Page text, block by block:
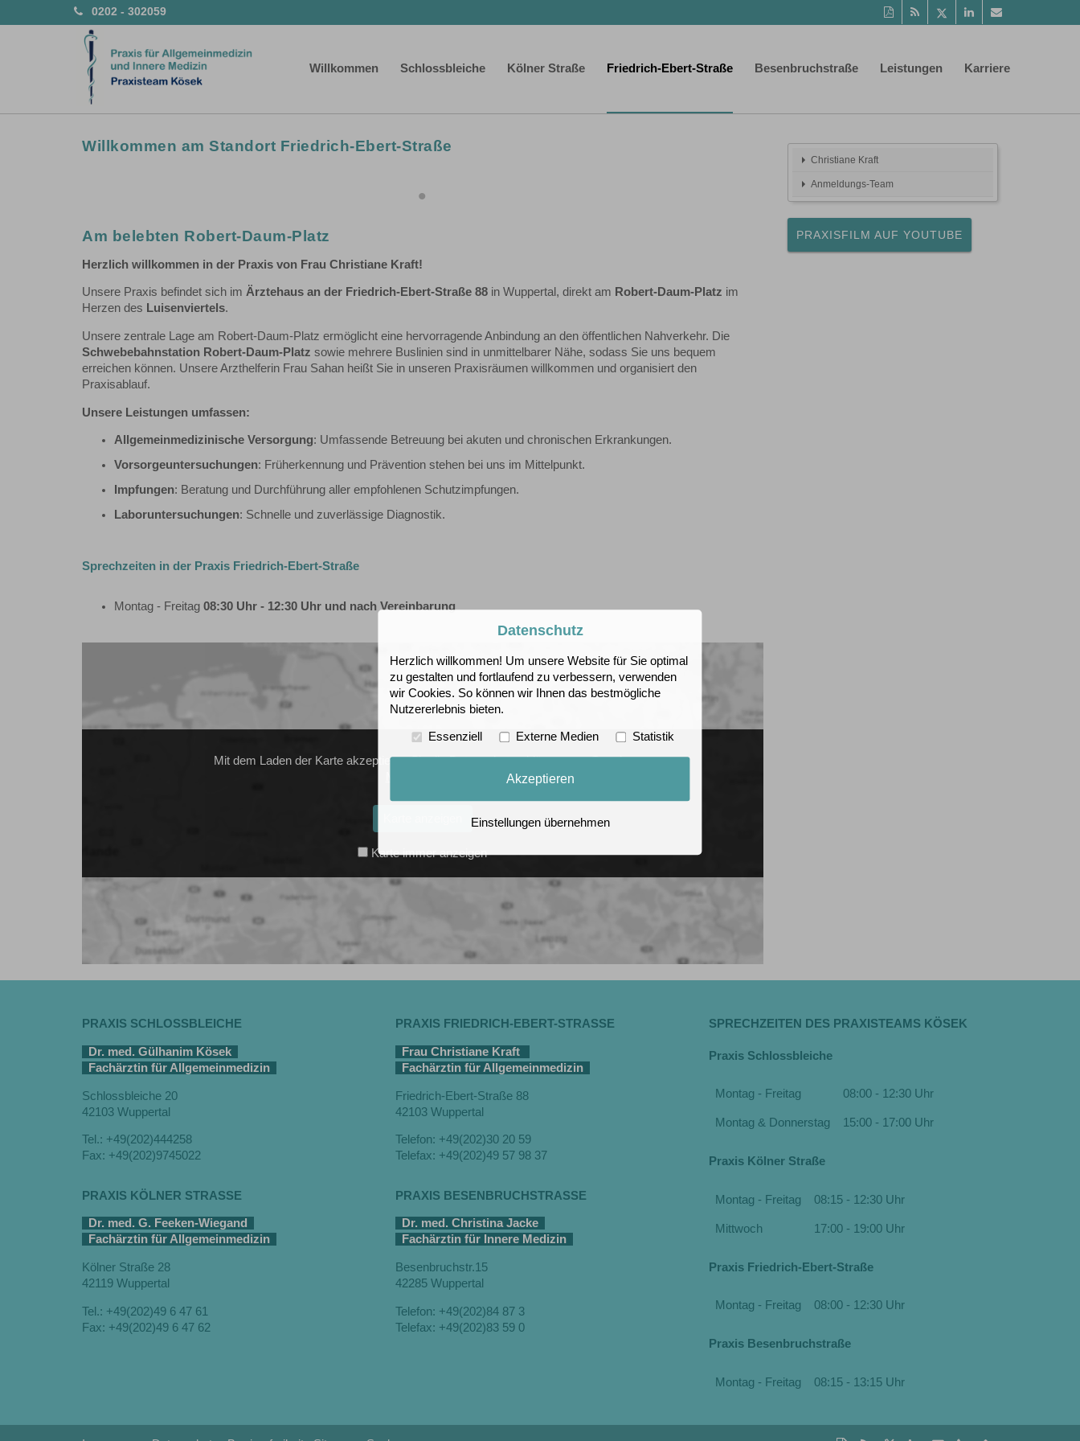
0202 - 302059
Diese
Seite
drucken
RSS-
FeedTwitter
Auf
LinkedIn
Per
Mail
Willkommen
Schlossbleiche Kölner Straße Friedrich-Ebert-Straße Besenbruchstraße Leistungen Karriere
Willkommen am Standort Friedrich-Ebert-Straße
Am belebten Robert-Daum-Platz
Herzlich willkommen in der Praxis von Frau Christiane Kraft!
Unsere Praxis befindet sich im Ärztehaus an der Friedrich-Ebert-Straße 88 in Wuppertal, direkt am Robert-Daum-Platz im
Herzen des Luisenviertels. ​
Unsere zentrale Lage am Robert-Daum-Platz ermöglicht eine hervorragende Anbindung an den öffentlichen Nahverkehr. Die
Schwebebahnstation Robert-Daum-Platz sowie mehrere Buslinien sind in unmittelbarer Nähe, sodass Sie uns bequem
erreichen können. Unsere Arzthelferin Frau Sahan heißt Sie in unseren Praxisräumen willkommen und organisiert den
Praxisablauf.
Unsere Leistungen umfassen:
Allgemeinmedizinische Versorgung: Umfassende Betreuung bei akuten und chronischen Erkrankungen.​
Vorsorgeuntersuchungen: Früherkennung und Prävention stehen bei uns im Mittelpunkt.​
Impfungen: Beratung und Durchführung aller empfohlenen Schutzimpfungen.​
Laboruntersuchungen: Schnelle und zuverlässige Diagnostik.​
Sprechzeiten in der Praxis Friedrich-Ebert-Straße
Montag - Freitag 08:30 Uhr - 12:30 Uhr und nach Vereinbarung
Mit dem Laden der Karte akzeptieren Sie die Datenschutzerklärung von Google.
Karte immer anzeigen
Christiane Kraft
Anmeldungs-Team
PRAXISFILM AUF YOUTUBE
PRAXIS SCHLOSSBLEICHE
Dr. med. Gülhanim Kösek
Fachärztin für Allgemeinmedizin
Schlossbleiche 20
42103 Wuppertal
Tel.: +49(202)444258
Fax: +49(202)9745022
PRAXIS KÖLNER STRASSE
Dr. med. G. Feeken-Wiegand
Fachärztin für Allgemeinmedizin
Kölner Straße 28
42119 Wuppertal
Tel.: +49(202)49 6 47 61
Fax: +49(202)49 6 47 62
PRAXIS FRIEDRICH-EBERT-STRASSE
Frau Christiane Kraft
Fachärztin für Allgemeinmedizin
Friedrich-Ebert-Straße 88
42103 Wuppertal
Telefon: +49(202)30 20 59
Telefax: +49(202)49 57 98 37
PRAXIS BESENBRUCHSTRASSE
Dr. med. Christina Jacke
Fachärztin für Innere Medizin
Besenbruchstr.15
42285 Wuppertal
Telefon: +49(202)84 87 3
Telefax: +49(202)83 59 0
SPRECHZEITEN DES PRAXISTEAMS KÖSEK
Praxis Schlossbleiche
Montag - Freitag 08:00 - 12:30 Uhr
Montag & Donnerstag 15:00 - 17:00 Uhr
Praxis Kölner Straße
Montag - Freitag 08:15 - 12:30 Uhr
Mittwoch 17:00 - 19:00 Uhr
Praxis Friedrich-Ebert-Straße
Montag - Freitag 08:00 - 12:30 Uhr
Praxis Besenbruchstraße
Montag - Freitag 08:15 - 13:15 Uhr
Datenschutz
Herzlich willkommen! Um unsere Website für Sie optimal
zu gestalten und fortlaufend zu verbessern, verwenden
wir Cookies. So können wir Ihnen das bestmögliche
Nutzererlebnis bieten.
Essenziell Externe Medien Statistik
Akzeptieren
Einstellungen übernehmen